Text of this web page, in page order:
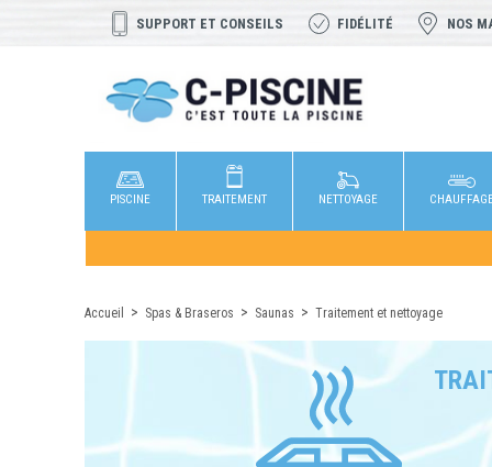
SUPPORT ET CONSEILS FIDÉLITÉ NOS
PISCINE TRAITEMENT NETTOYAGE
Accueil Spas & Braseros Saunas Traitement et nettoyage